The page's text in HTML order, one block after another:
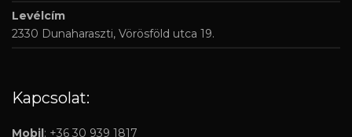
Levélcím
2330 Dunaharaszti, Vörösföld utca 19.
Kapcsolat:
Mobil: +36 30 939 1817